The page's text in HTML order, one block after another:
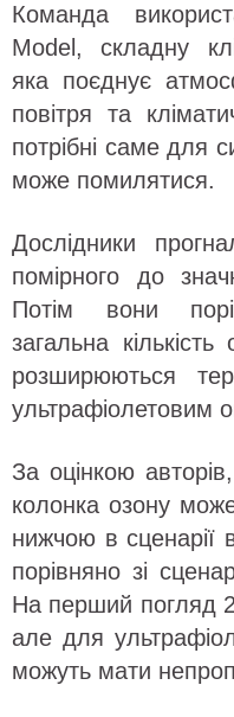
Команда
Model, складну
яка поєднує
повітря та
потрібні саме для
може помилятися.
Дослідники
помірного до
Потім вони
загальна
розширюються
ультрафіолетовим
За оцінкою
колонка озону
нижчою в сценарії
порівняно зі
На перший погляд
але для
можуть мати